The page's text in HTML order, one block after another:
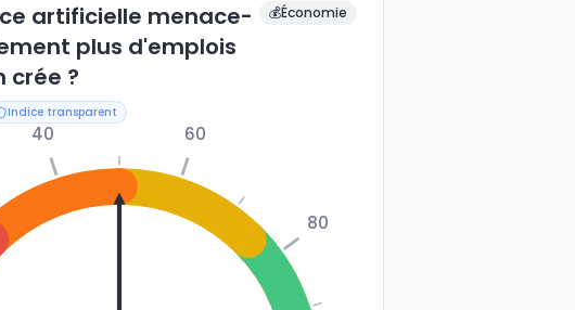
artificielle menace-
plus d'emplois
crée ?
💰Économie
Indice transparent
40 60
80